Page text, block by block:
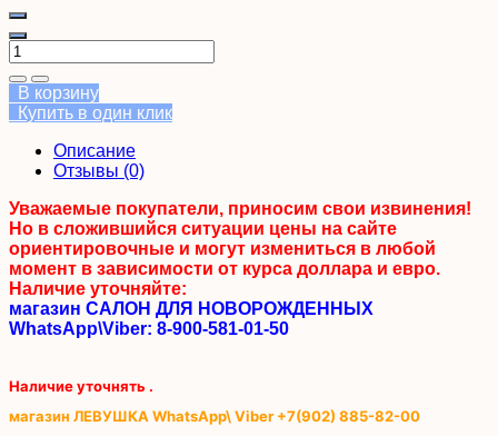
В корзину
Купить в один клик
Описание
Отзывы (0)
Уважаемые покупатели, приносим свои извинения!
Но в сложившийся ситуации цены на сайте
ориентировочные и могут измениться в любой
момент в зависимости от курса доллара и евро.
Наличие уточняйте:
магазин САЛОН ДЛЯ НОВОРОЖДЕННЫХ
WhatsApp\Viber: 8-900-581-01-50
Наличие уточнять .
магазин ЛЕВУШКА WhatsApp\ Viber +7(902) 885-82-00